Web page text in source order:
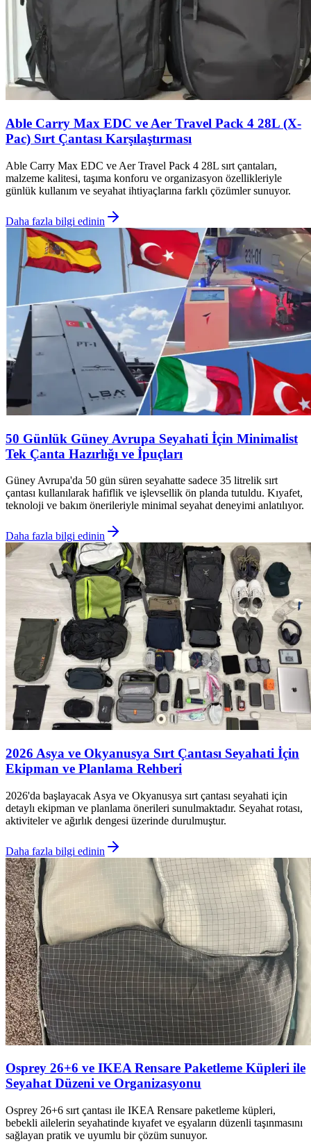
Able Carry Max EDC ve Aer Travel Pack 4 28L (X-
Pac) Sırt Çantası Karşılaştırması
Able Carry Max EDC ve Aer Travel Pack 4 28L sırt çantaları,
malzeme kalitesi, taşıma konforu ve organizasyon özellikleriyle
günlük kullanım ve seyahat ihtiyaçlarına farklı çözümler sunuyor.
Daha fazla bilgi edinin
50 Günlük Güney Avrupa Seyahati İçin Minimalist
Tek Çanta Hazırlığı ve İpuçları
Güney Avrupa'da 50 gün süren seyahatte sadece 35 litrelik sırt
çantası kullanılarak hafiflik ve işlevsellik ön planda tutuldu. Kıyafet,
teknoloji ve bakım önerileriyle minimal seyahat deneyimi anlatılıyor.
Daha fazla bilgi edinin
2026 Asya ve Okyanusya Sırt Çantası Seyahati İçin
Ekipman ve Planlama Rehberi
2026'da başlayacak Asya ve Okyanusya sırt çantası seyahati için
detaylı ekipman ve planlama önerileri sunulmaktadır. Seyahat rotası,
aktiviteler ve ağırlık dengesi üzerinde durulmuştur.
Daha fazla bilgi edinin
Osprey 26+6 ve IKEA Rensare Paketleme Küpleri ile
Seyahat Düzeni ve Organizasyonu
Osprey 26+6 sırt çantası ile IKEA Rensare paketleme küpleri,
bebekli ailelerin seyahatinde kıyafet ve eşyaların düzenli taşınmasını
sağlayan pratik ve uyumlu bir çözüm sunuyor.